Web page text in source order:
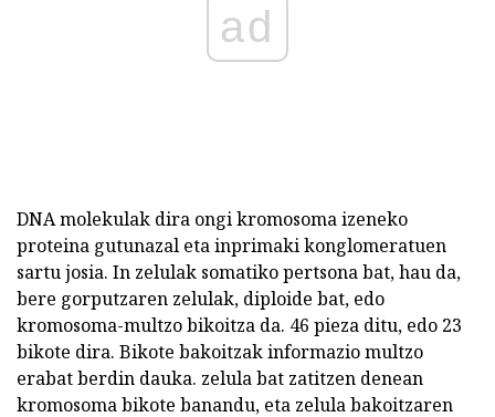
ad
DNA molekulak dira ongi kromosoma izeneko
proteina gutunazal eta inprimaki konglomeratuen
sartu josia. In zelulak somatiko pertsona bat, hau da,
bere gorputzaren zelulak, diploide bat, edo
kromosoma-multzo bikoitza da. 46 pieza ditu, edo 23
bikote dira. Bikote bakoitzak informazio multzo
erabat berdin dauka. zelula bat zatitzen denean
kromosoma bikote banandu, eta zelula bakoitzaren